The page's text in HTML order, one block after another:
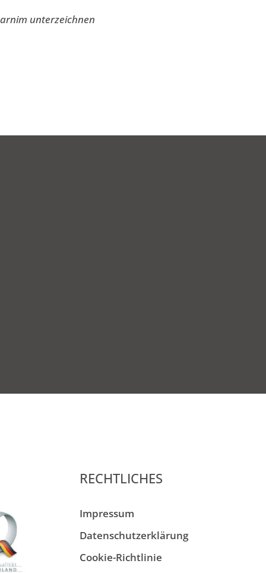
unterzeichnen
RECHTLICHES
Impressum
Datenschutzerklärung
Cookie-Richtlinie